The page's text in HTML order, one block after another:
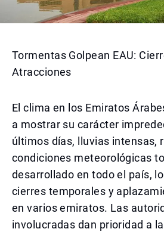
Tormentas Golpean EAU:
Atracciones
El clima en los Emiratos
a mostrar su carácter
últimos días, lluvias intensas,
condiciones meteorológicas
desarrollado en todo el país,
cierres temporales y
en varios emiratos. Las
involucradas dan prioridad a